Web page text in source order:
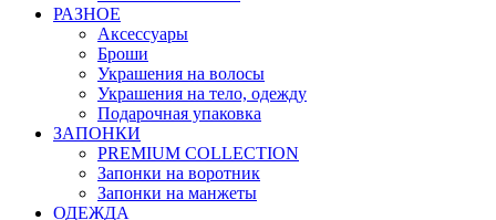
РАЗНОЕ
Аксессуары
Броши
Украшения на волосы
Украшения на тело, одежду
Подарочная упаковка
ЗАПОНКИ
PREMIUM COLLECTION
Запонки на воротник
Запонки на манжеты
ОДЕЖДА